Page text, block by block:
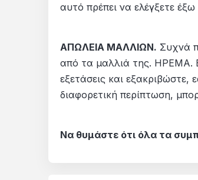
αυτό πρέπει να ελέγξετε έξω
ΑΠΩΛΕΙΑ ΜΑΛΛΙΩΝ. Συχνά
από τα μαλλιά της. ΗΡΕΜΑ.
εξετάσεις και εξακριβώστε,
διαφορετική περίπτωση,
Να θυμάστε ότι όλα τα